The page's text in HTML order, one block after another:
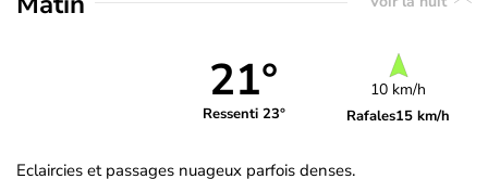
21°
Ressenti 23°
10 km/h
Rafales15 km/h
Eclaircies et passages nuageux parfois denses.